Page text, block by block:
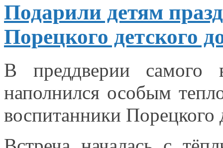
Подарили детям
Порецкого детского
В преддверии самого
наполнился особым
воспитанники